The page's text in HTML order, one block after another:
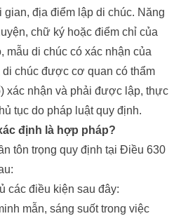
địa điểm lập di chúc. Năng
chữ ký hoặc điểm chỉ của
mẫu di chúc có xác nhận của
chúc được cơ quan có thẩm
xác nhận và phải được lập, thực
tục do pháp luật quy định.
định là hợp pháp?
tôn trọng quy định tại Điều 630
các điều kiện sau đây:
mẫn, sáng suốt trong việc